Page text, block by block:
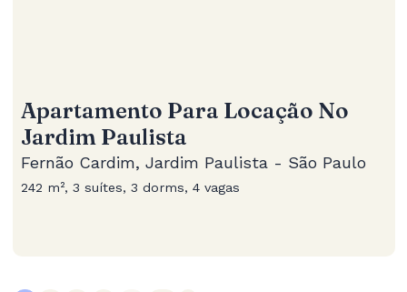
Apartamento Para Locação No
Jardim Paulista
Fernão Cardim, Jardim Paulista - São Paulo
242 m², 3 suítes, 3 dorms, 4 vagas